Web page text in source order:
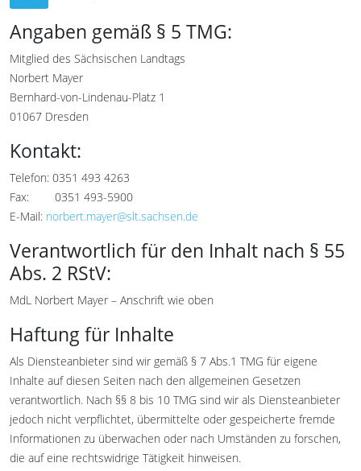
Angaben gemäß § 5 TMG:
Mitglied des Sächsischen Landtags
Norbert Mayer
Bernhard-von-Lindenau-Platz 1
01067 Dresden
Kontakt:
Telefon: 0351 493 4263
Fax: 0351 493-5900
E-Mail: norbert.mayer@slt.sachsen.de
Verantwortlich für den Inhalt nach § 55
Abs. 2 RStV:
MdL Norbert Mayer – Anschrift wie oben
Haftung für Inhalte
Als Diensteanbieter sind wir gemäß § 7 Abs.1 TMG für eigene
Inhalte auf diesen Seiten nach den allgemeinen Gesetzen
verantwortlich. Nach §§ 8 bis 10 TMG sind wir als Diensteanbieter
jedoch nicht verpflichtet, übermittelte oder gespeicherte fremde
Informationen zu überwachen oder nach Umständen zu forschen,
die auf eine rechtswidrige Tätigkeit hinweisen.